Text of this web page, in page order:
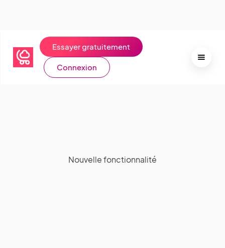
Essayer gratuitement
Connexion
Nouvelle fonctionnalité